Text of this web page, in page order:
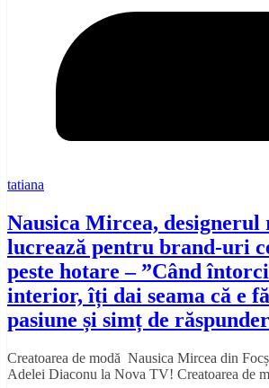
tatiana
Nausica Mircea, designerul
lucrează pentru brand-uri
peste hotare – ”Când
interior, îți dai seama că e
pasiune și simț de
Creatoarea de modă Nausica Mircea din
Adelei Diaconu la Nova TV! Creatoarea de